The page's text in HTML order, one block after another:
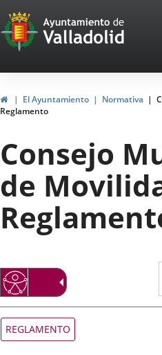
Portal
Web
del
Ayuntamiento
de
Valladolid
InicioEl Ayuntamiento Normativa
Reglamento
Consejo
de
Tipo
de
REGLAMENTO